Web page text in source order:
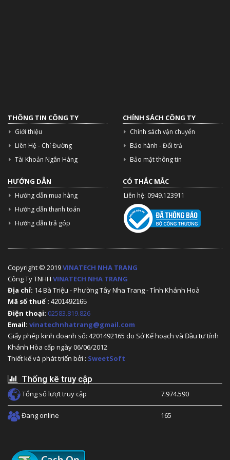
Dato (2)
Patriot (9)
Hyte (1)
Aigo (7)
Intel (93)
ForGame (1)
M-Pad (1)
Western Digital (65)
Xigmatek (18)
Asus (128)
Jetek (42)
Toshiba (10)
MAGIC (13)
Emaster (7)
THÔNG TIN CÔNG TY
Giới thiệu
Liên Hệ - Chỉ Đường
Tài Khoản Ngân Hàng
CHÍNH SÁCH CÔNG TY
Chính sách vận chuyển
Bảo hành - Đổi trả
Bảo mật thông tin
HƯỚNG DẪN
Hướng dẫn mua hàng
Hướng dẫn thanh toán
Hướng dẫn trả góp
CÓ THẮC MẮC
Liên hệ: 0949.123911
Copyright © 2019VINATECH NHA TRANG
Công Ty TNHH VINATECH NHA TRANG
Địa chỉ: 14 Bà Triệu - Phường Tây Nha Trang - Tỉnh Khánh Hoà
Mã số thuế : 4201492165
Điện thoại: 02583.819.826
Email: vinatechnhatrang@gmail.com
Giấy phép kinh doanh số: 4201492165 do Sở Kế hoạch và Đầu tư tỉnh
Khánh Hòa cấp ngày 06/06/2012
Thiết kế và phát triển bởi : SweetSoft
Thống kê truy cập
Tổng số lượt truy cập 7.974.590
Đang online 165